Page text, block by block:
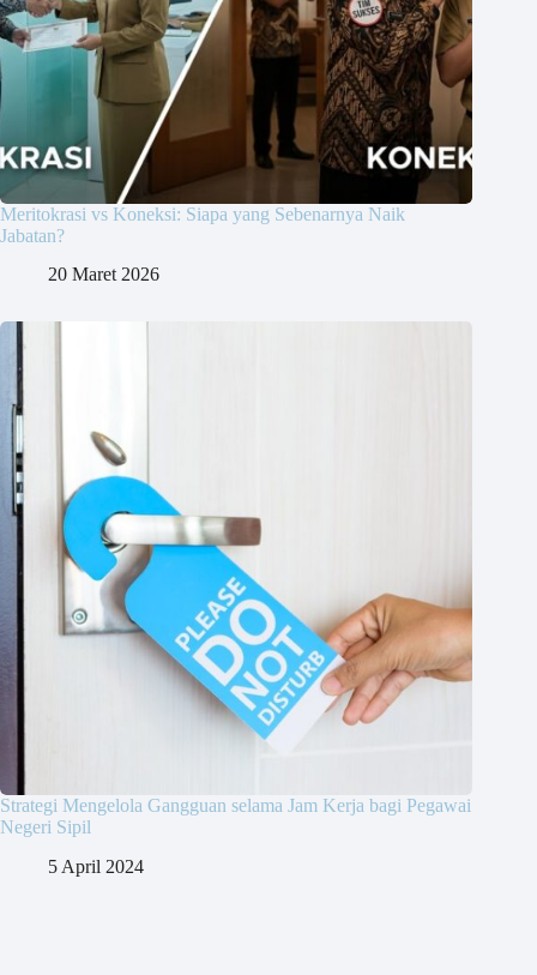
Meritokrasi vs Koneksi: Siapa yang Sebenarnya Naik
Jabatan?
20 Maret 2026
Strategi Mengelola Gangguan selama Jam Kerja bagi Pegawai
Negeri Sipil
5 April 2024